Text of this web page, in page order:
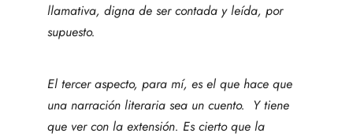
llamativa, digna de ser contada y leída, por
supuesto.
El tercer aspecto, para mí, es el que hace que
una narración literaria sea un cuento. Y tiene
que ver con la extensión. Es cierto que la